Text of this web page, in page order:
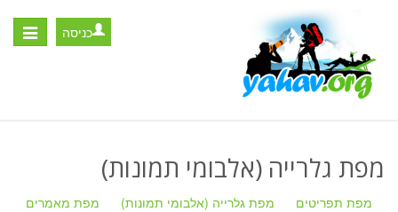
Toggle
כניסה
מפת גלרייה (אלבומי תמונות)
מפת תפריטים מפת גלרייה (אלבומי תמונות)
מפת מאמרים